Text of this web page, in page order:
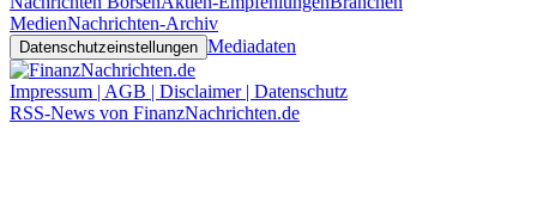
MedienNachrichten-Archiv
Datenschutzeinstellungen Mediadaten
Impressum | AGB | Disclaimer | Datenschutz
RSS-News von FinanzNachrichten.de